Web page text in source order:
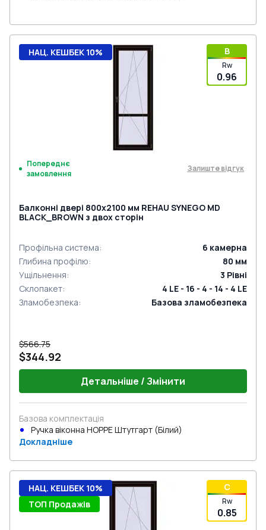
B
Rw
0.96
НАЦ. КЕШБЕК 10%
Попереднє
замовлення
Залиште відгук
Балконні двері 800x2100 мм REHAU SYNEGO MD
BLACK_BROWN з двох сторін
Профільна система: 6 камерна
Глибина профілю: 80 мм
Ущільнення: 3 Рівні
Склопакет:
4 LE - 16 - 4 - 14 - 4 LE
Зламобезпека: Базова зламобезпека
$566.75
$344.92
Детальніше / Змінити
Базова комплектація
Ручка віконна HOPPE Штутгарт (Білий)
Докладніше
C
Rw
0.85
НАЦ. КЕШБЕК 10%
ТОП Продажів